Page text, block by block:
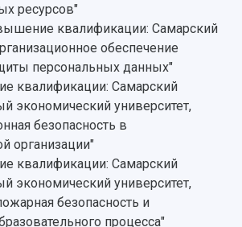
совет
совет
преподаватели
университет"
образование
программы
преподавательский состав
кадров
должностей научных
совет
и темы
докторантура
ресурсов"
квалификации: Самарский
обеспечение
персональных данных"
квалификации: Самарский
экономический университет,
безопасность в
организации"
квалификации: Самарский
экономический университет,
безопасность и
процесса"